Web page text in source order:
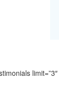
limit=”3″